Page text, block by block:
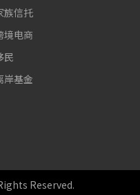
族信托
境电商
民
岸基金
Reserved.